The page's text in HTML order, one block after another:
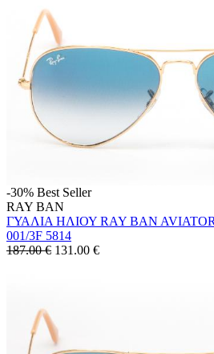
-30% Best Seller
RAY BAN
ΓΥΑΛΙΑ ΗΛΙΟΥ RAY BAN
001/3F 5814
187.00 € 131.00 €